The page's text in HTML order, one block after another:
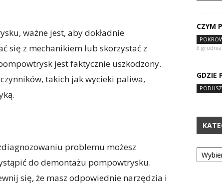
ważne jest, aby dokładnie
się z mechanikiem lub skorzystać z
jest faktycznie uszkodzony.
takich jak wycieki paliwa,
problemu możesz
do demontażu pompowtrysku.
się, że masz odpowiednie narzędzia i
CZYM
8 grudnia
GDZIE